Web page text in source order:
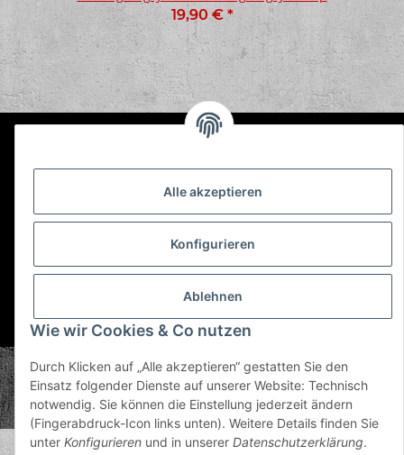
19,90 €*
Gesetzliche Informationen
* Alle Preise inkl. gesetzlicher USt., zzgl.Versand
© Plastic Bomb GmbH
Copyright © 2026 Plastic Bomb GmbH
Powered byJTL-Shop
Alle akzeptieren
Konfigurieren
Ablehnen
Wie wir Cookies & Co nutzen
Durch Klicken auf „Alle akzeptieren“ gestatten Sie den
Einsatz folgender Dienste auf unserer Website: Technisch
notwendig. Sie können die Einstellung jederzeit ändern
(Fingerabdruck-Icon links unten). Weitere Details finden Sie
unter Konfigurieren und in unserer Datenschutzerklärung.